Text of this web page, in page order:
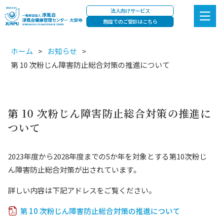
法人向けサービス
施設でのご受診はこちら
ホーム
お知らせ
第 10 次粉じん障害防止総合対策の推進について
第 10 次粉じん障害防止総合対策の推進に
ついて
2023年度から2028年度までの5か年を対象とする第10次粉じ
ん障害防止総合対策が出されています。
詳しい内容は下記アドレスをご覧ください。
第 10 次粉じん障害防止総合対策の推進について